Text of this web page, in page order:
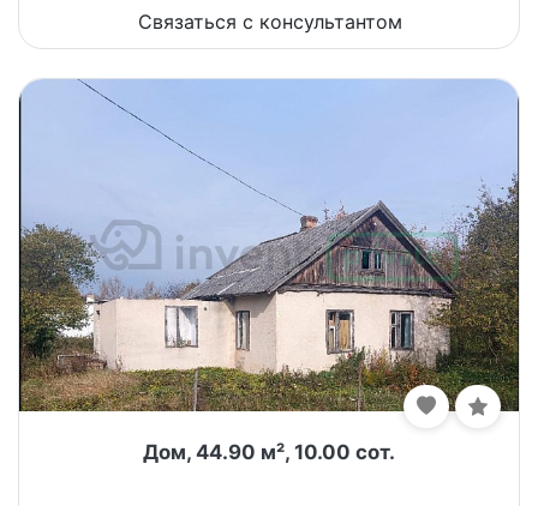
Связаться с консультантом
Дом, 44.90 м², 10.00 сот.